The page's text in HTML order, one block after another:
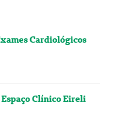
Cardiológicos
Clínico Eireli